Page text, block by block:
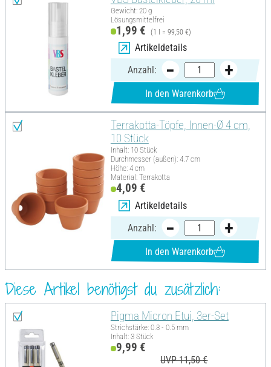
Gewicht: 20 g
Lösungsmittelfrei
1,99 € (1 l = 99,50 €)
Artikeldetails
Anzahl:
In den Warenkorb
Terrakotta-Töpfe, Innen-Ø 4 cm,
10 Stück
Inhalt: 10 Stück
Durchmesser (außen): 4.7 cm
Höhe: 4 cm
Material: Terrakotta
4,09 €
Artikeldetails
Anzahl:
In den Warenkorb
Diese Artikel benötigst du zusätzlich:
Pigma Micron Etui, 3er-Set
Strichstärke: 0.3 - 0.5 mm
Inhalt: 3 Stück
9,99 €
UVP 11,50 €